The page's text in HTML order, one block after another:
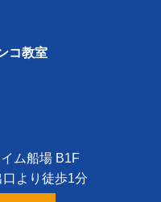
コ教室
ム船場 B1F
より徒歩1分